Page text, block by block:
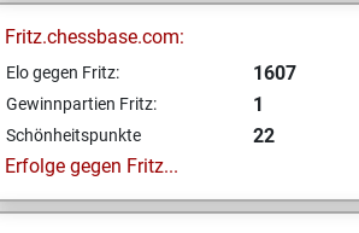
Fritz.chessbase.com:
Elo gegen Fritz: 1607
Gewinnpartien Fritz: 1
Schönheitspunkte
22
Erfolge gegen Fritz...